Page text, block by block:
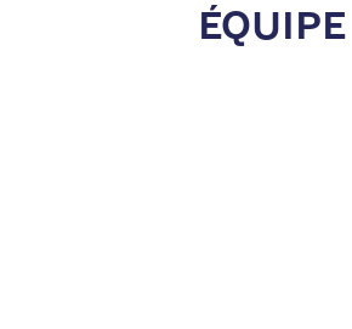
ÉQUIPE